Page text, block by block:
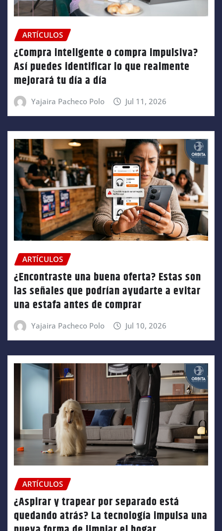
ARTÍCULOS
¿Compra inteligente o compra impulsiva?
Así puedes identificar lo que realmente
mejorará tu día a día
Yajaira Pacheco Polo Jul 11, 2026
ARTÍCULOS
¿Encontraste una buena oferta? Estas son
las señales que podrían ayudarte a evitar
una estafa antes de comprar
Yajaira Pacheco Polo Jul 10, 2026
ARTÍCULOS
¿Aspirar y trapear por separado está
quedando atrás? La tecnología impulsa una